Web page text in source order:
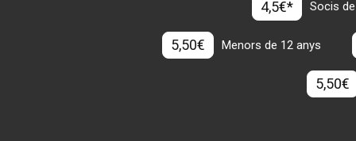
4,5€* Socis
5,50€ Menors de 12 anys
5,50€